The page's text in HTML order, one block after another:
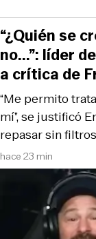
hace 23 min
“Me permito
mí”, se justificó
repasar sin
“¿Quién se
no...”: líder
a crítica de